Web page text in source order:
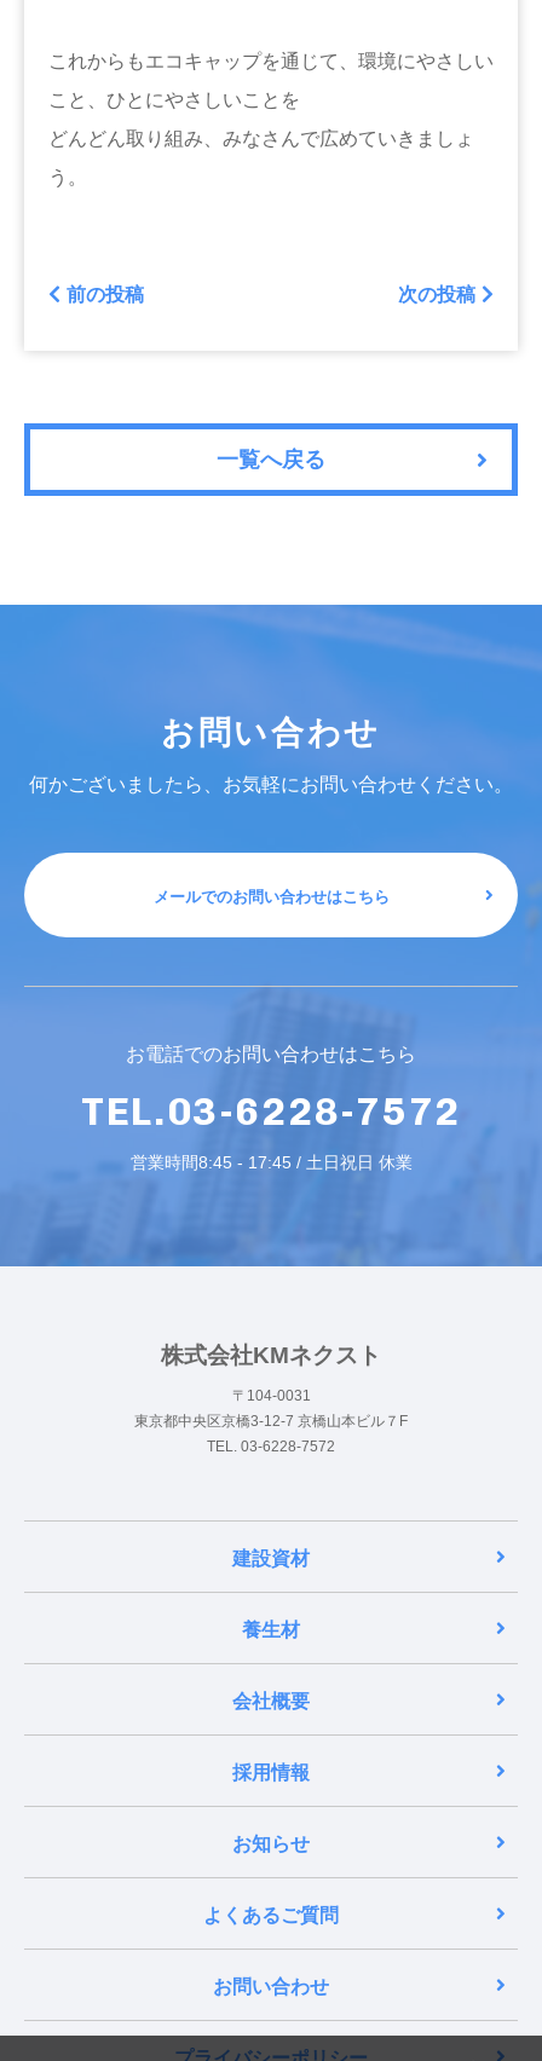
これからもエコキャップを通じて、環境にやさしい
こと、ひとにやさしいことを
どんどん取り組み、みなさんで広めていきましょ
う。
前の投稿 次の投稿
一覧へ戻る
お問い合わせ
何かございましたら、お気軽にお問い合わせください。
メールでのお問い合わせはこちら
お電話でのお問い合わせはこちら
TEL.03-6228-7572
営業時間8:45 - 17:45 / 土日祝日 休業
株式会社KMネクスト
〒104-0031
東京都中央区京橋3-12-7 京橋山本ビル７F
TEL. 03-6228-7572
建設資材
養生材
会社概要
採用情報
お知らせ
よくあるご質問
お問い合わせ